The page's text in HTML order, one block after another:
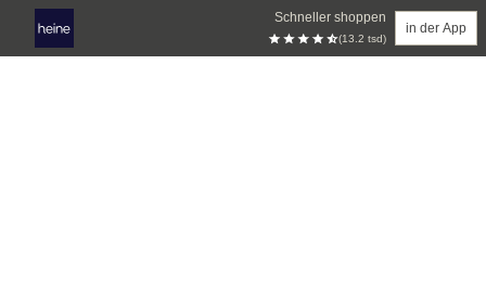
Schneller shoppen
(13.2 tsd)
in der App